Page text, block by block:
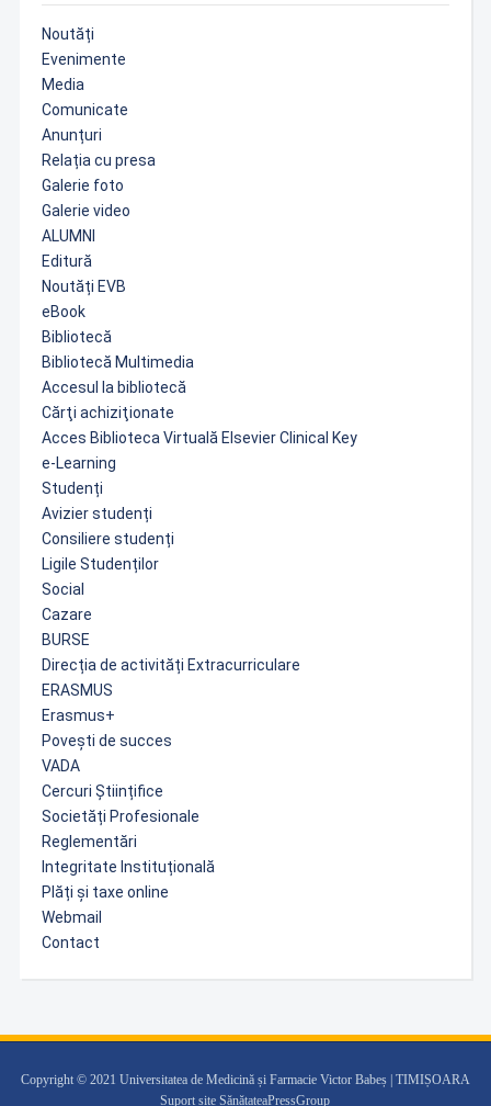
Noutăți
Evenimente
Media
Comunicate
Anunțuri
Relația cu presa
Galerie foto
Galerie video
ALUMNI
Editură
Noutăți EVB
eBook
Bibliotecă
Bibliotecă Multimedia
Accesul la bibliotecă
Cărţi achiziţionate
Acces Biblioteca Virtuală Elsevier Clinical Key
e-Learning
Studenți
Avizier studenți
Consiliere studenți
Ligile Studenților
Social
Cazare
BURSE
Direcția de activități Extracurriculare
ERASMUS
Erasmus+
Povești de succes
VADA
Cercuri Științifice
Societăți Profesionale
Reglementări
Integritate Instituțională
Plăți și taxe online
Webmail
Contact
Copyright © 2021 Universitatea de Medicină și Farmacie Victor Babeș | TIMIȘOARA
Suport site SănătateaPressGroup